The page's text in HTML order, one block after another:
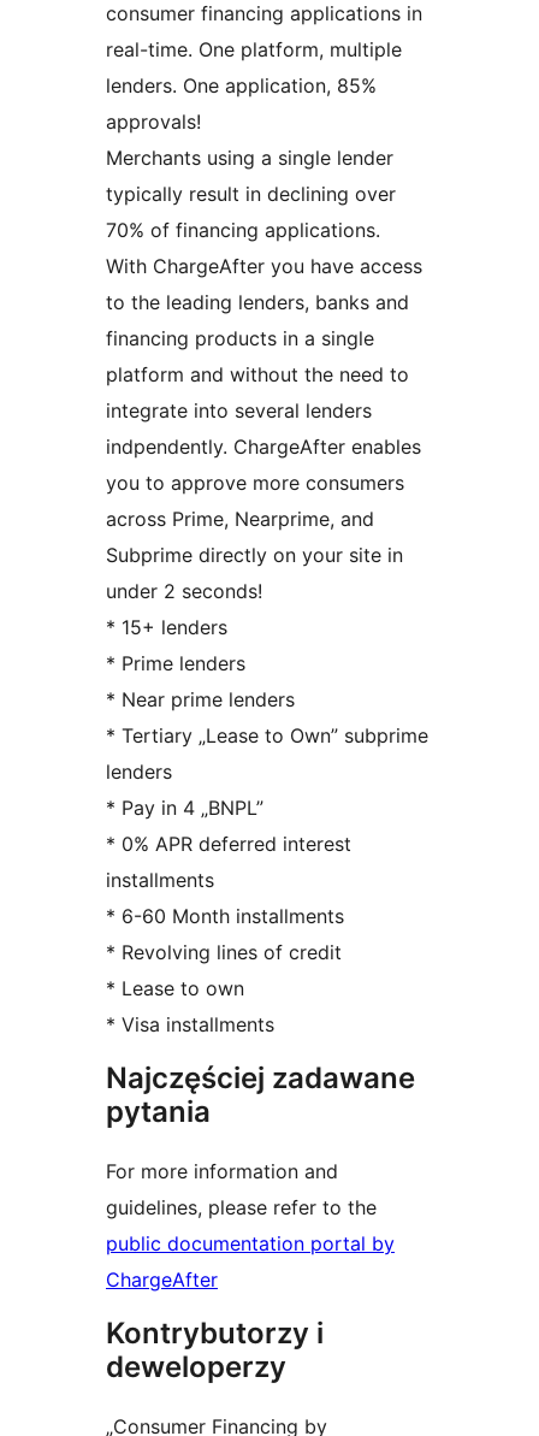
consumer financing applications in
real-time. One platform, multiple
lenders. One application, 85%
approvals!
Merchants using a single lender
typically result in declining over
70% of financing applications.
With ChargeAfter you have access
to the leading lenders, banks and
financing products in a single
platform and without the need to
integrate into several lenders
indpendently. ChargeAfter enables
you to approve more consumers
across Prime, Nearprime, and
Subprime directly on your site in
under 2 seconds!
* 15+ lenders
* Prime lenders
* Near prime lenders
* Tertiary „Lease to Own” subprime
lenders
* Pay in 4 „BNPL”
* 0% APR deferred interest
installments
* 6-60 Month installments
* Revolving lines of credit
* Lease to own
* Visa installments
Najczęściej zadawane
pytania
For more information and
guidelines, please refer to the
public documentation portal by
ChargeAfter
Kontrybutorzy i
deweloperzy
„Consumer Financing by